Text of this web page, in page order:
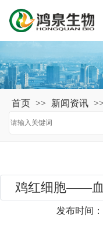
首页 >> 新闻资讯
鸡红细胞——血
发布时间